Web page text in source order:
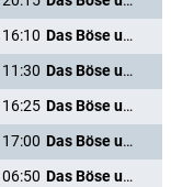
16:10
Das Böse unter der Sonne
11:30
Das Böse unter der Sonne
16:25
Das Böse unter der Sonne
17:00
Das Böse unter der Sonne
06:50
Das Böse unter der Sonne